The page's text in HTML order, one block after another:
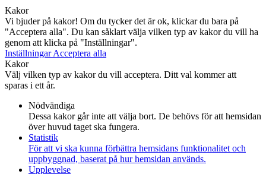
Kakor
Vi bjuder på kakor! Om du tycker det är ok, klickar du bara på
"Acceptera alla". Du kan såklart välja vilken typ av kakor du vill ha
genom att klicka på "Inställningar".
InställningarAcceptera alla
Kakor
Välj vilken typ av kakor du vill acceptera. Ditt val kommer att
sparas i ett år.
Nödvändiga
Dessa kakor går inte att välja bort. De behövs för att hemsidan
över huvud taget ska fungera.
Statistik
För att vi ska kunna förbättra hemsidans funktionalitet och
uppbyggnad, baserat på hur hemsidan används.
Upplevelse